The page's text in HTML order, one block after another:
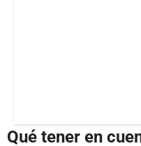
Qué tener en